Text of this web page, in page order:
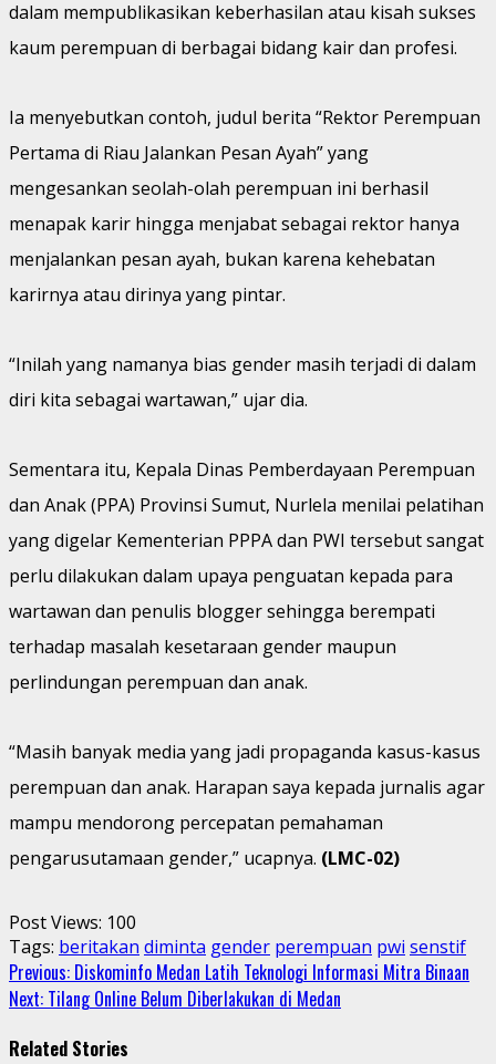
dalam mempublikasikan keberhasilan atau kisah sukses
kaum perempuan di berbagai bidang kair dan profesi.
Ia menyebutkan contoh, judul berita “Rektor Perempuan
Pertama di Riau Jalankan Pesan Ayah” yang
mengesankan seolah-olah perempuan ini berhasil
menapak karir hingga menjabat sebagai rektor hanya
menjalankan pesan ayah, bukan karena kehebatan
karirnya atau dirinya yang pintar.
“Inilah yang namanya bias gender masih terjadi di dalam
diri kita sebagai wartawan,” ujar dia.
Sementara itu, Kepala Dinas Pemberdayaan Perempuan
dan Anak (PPA) Provinsi Sumut, Nurlela menilai pelatihan
yang digelar Kementerian PPPA dan PWI tersebut sangat
perlu dilakukan dalam upaya penguatan kepada para
wartawan dan penulis blogger sehingga berempati
terhadap masalah kesetaraan gender maupun
perlindungan perempuan dan anak.
“Masih banyak media yang jadi propaganda kasus-kasus
perempuan dan anak. Harapan saya kepada jurnalis agar
mampu mendorong percepatan pemahaman
pengarusutamaan gender,” ucapnya. (LMC-02)
Post Views: 100
Tags: beritakan diminta gender perempuan pwi senstif
Continue
Reading
Previous: Diskominfo Medan Latih Teknologi Informasi Mitra Binaan
Next: Tilang Online Belum Diberlakukan di Medan
Related Stories